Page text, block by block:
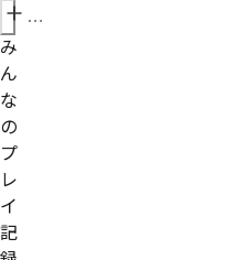
管
み
ん
な
の
プ
レ
イ
記